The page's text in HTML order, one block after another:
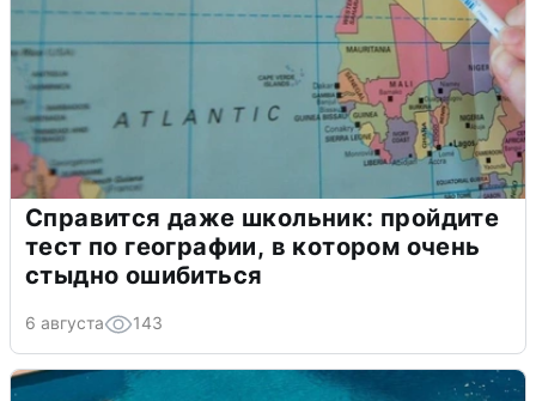
Справится даже школьник: пройдите
тест по географии, в котором очень
стыдно ошибиться
6 августа 143